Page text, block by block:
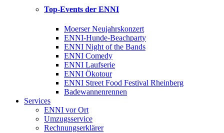
Top-Events der ENNI
Moerser Neujahrskonzert
ENNI-Hunde-Beachparty
ENNI Night of the Bands
ENNI Comedy
ENNI Laufserie
ENNI Ökotour
ENNI Street Food Festival Rheinberg
Badewannenrennen
Services
ENNI vor Ort
Umzugsservice
Rechnungserklärer